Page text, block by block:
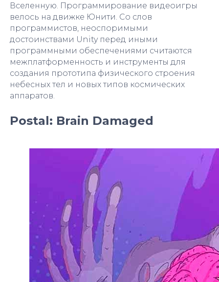
Вселенную. Программирование видеоигры
велось на движке Юнити. Со слов
программистов, неоспоримыми
достоинствами Unity перед иными
программными обеспечениями считаются
межплатформенность и инструменты для
создания прототипа физического строения
небесных тел и новых типов космических
аппаратов.
Postal: Brain Damaged